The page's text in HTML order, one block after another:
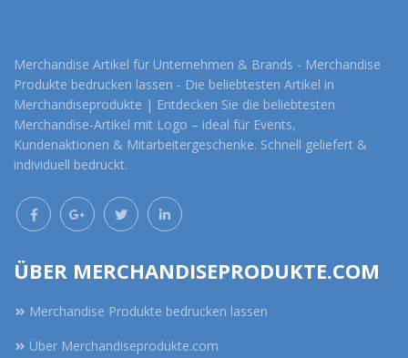
Merchandise Artikel für Unternehmen & Brands - Merchandise
Produkte bedrucken lassen - Die beliebtesten Artikel in
Merchandiseprodukte | Entdecken Sie die beliebtesten
Merchandise-Artikel mit Logo – ideal für Events,
Kundenaktionen & Mitarbeitergeschenke. Schnell geliefert &
individuell bedruckt.
ÜBER MERCHANDISEPRODUKTE.COM
Merchandise Produkte bedrucken lassen
Über Merchandiseprodukte.com